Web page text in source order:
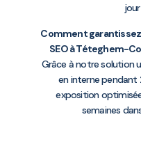
Comment
SEO à Téteghem-
Grâce à notre solution
en interne pendant
exposition
semaines